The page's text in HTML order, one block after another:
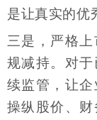
是让真实的优
三是，严格
规减持。对
续监管，让
操纵股价、财